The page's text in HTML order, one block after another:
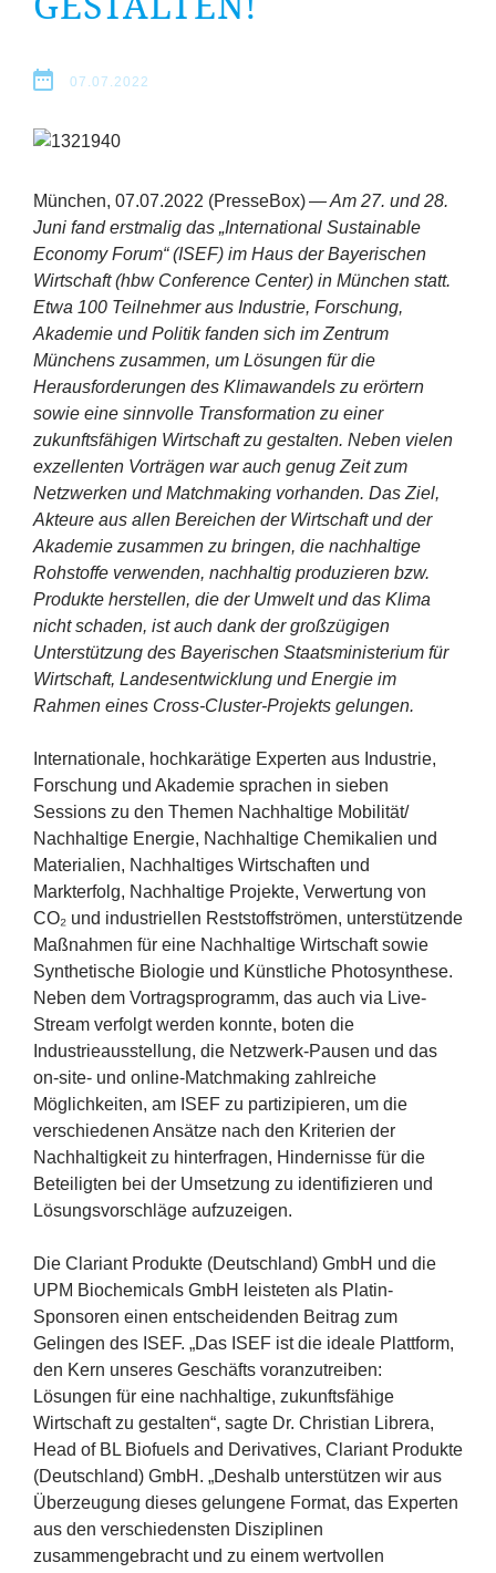
Erfolge
Fördermöglichkeiten
Presse
Aktuelles
07.07.2022
München, 07.07.2022 (PresseBox) —Am 27. und 28.
Juni fand erstmalig das „International Sustainable
Economy Forum“ (ISEF) im Haus der Bayerischen
Wirtschaft (hbw Conference Center) in München statt.
Etwa 100 Teilnehmer aus Industrie, Forschung,
Akademie und Politik fanden sich im Zentrum
Münchens zusammen, um Lösungen für die
Herausforderungen des Klimawandels zu erörtern
sowie eine sinnvolle Transformation zu einer
zukunftsfähigen Wirtschaft zu gestalten. Neben vielen
exzellenten Vorträgen war auch genug Zeit zum
Netzwerken und Matchmaking vorhanden. Das Ziel,
Akteure aus allen Bereichen der Wirtschaft und der
Akademie zusammen zu bringen, die nachhaltige
Rohstoffe verwenden, nachhaltig produzieren bzw.
Produkte herstellen, die der Umwelt und das Klima
nicht schaden, ist auch dank der großzügigen
Unterstützung des Bayerischen Staatsministerium für
Wirtschaft, Landesentwicklung und Energie im
Rahmen eines Cross-Cluster-Projekts gelungen.
Internationale, hochkarätige Experten aus Industrie,
Forschung und Akademie sprachen in sieben
Sessions zu den Themen Nachhaltige Mobilität/​
Nachhaltige Energie, Nachhaltige Chemikalien und
Materialien, Nachhaltiges Wirtschaften und
Markterfolg, Nachhaltige Projekte, Verwertung von
CO₂ und industriellen Reststoffströmen, unterstützende
Maßnahmen für eine Nachhaltige Wirtschaft sowie
Synthetische Biologie und Künstliche Photosynthese.
Neben dem Vortragsprogramm, das auch via Live-
Stream verfolgt werden konnte, boten die
Industrieausstellung, die Netzwerk-Pausen und das
on-site- und online-Matchmaking zahlreiche
Möglichkeiten, am ISEF zu partizipieren, um die
verschiedenen Ansätze nach den Kriterien der
Nachhaltigkeit zu hinterfragen, Hindernisse für die
Beteiligten bei der Umsetzung zu identifizieren und
Lösungsvorschläge aufzuzeigen.
Die Clariant Produkte (Deutschland) GmbH und die
UPM Biochemicals GmbH leisteten als Platin-
Sponsoren einen entscheidenden Beitrag zum
Gelingen des ISEF. „Das ISEF ist die ideale Plattform,
den Kern unseres Geschäfts voranzutreiben:
Lösungen für eine nachhaltige, zukunftsfähige
Wirtschaft zu gestalten“, sagte Dr. Christian Librera,
Head of BLBiofuels and Derivatives, Clariant Produkte
(Deutschland) GmbH. „Deshalb unterstützen wir aus
Überzeugung dieses gelungene Format, das Experten
aus den verschiedensten Disziplinen
zusammengebracht und zu einem wertvollen